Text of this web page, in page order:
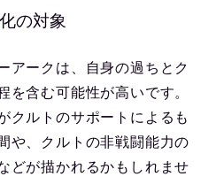
の対象
アークは、自身の過ちとク
を含む可能性が高いです。
クルトのサポートによるも
や、クルトの非戦闘能力の
どが描かれるかもしれませ